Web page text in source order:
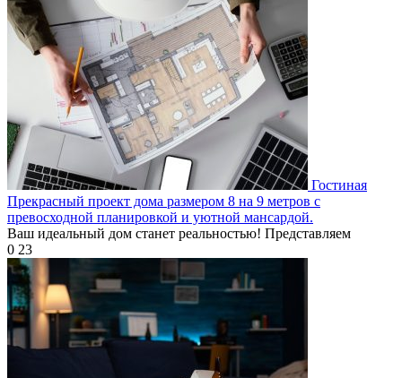
Гостиная
Прекрасный проект дома размером 8 на 9 метров с
превосходной планировкой и уютной мансардой.
Ваш идеальный дом станет реальностью! Представляем
0 23